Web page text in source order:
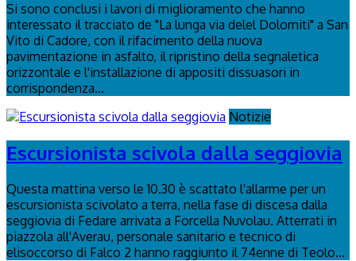
Si sono conclusi i lavori di miglioramento che hanno
interessato il tracciato de "La lunga via delel Dolomiti" a San
Vito di Cadore, con il rifacimento della nuova
pavimentazione in asfalto, il ripristino della segnaletica
orizzontale e l'installazione di appositi dissuasori in
corrispondenza...
Notizie
Escursionista scivola dalla seggiovia
Questa mattina verso le 10.30 è scattato l'allarme per un
escursionista scivolato a terra, nella fase di discesa dalla
seggiovia di Fedare arrivata a Forcella Nuvolau. Atterrati in
piazzola all'Averau, personale sanitario e tecnico di
elisoccorso di Falco 2 hanno raggiunto il 74enne di Teolo...